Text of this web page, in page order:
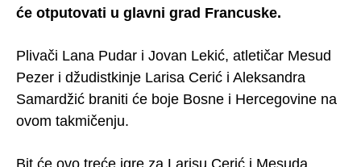
će otputovati u glavni grad Francuske.
Plivači Lana Pudar i Jovan Lekić, atletičar Mesud
Pezer i džudistkinje Larisa Cerić i Aleksandra
Samardžić braniti će boje Bosne i Hercegovine na
ovom takmičenju.
Bit će ovo treće igre za Larisu Cerić i Mesuda